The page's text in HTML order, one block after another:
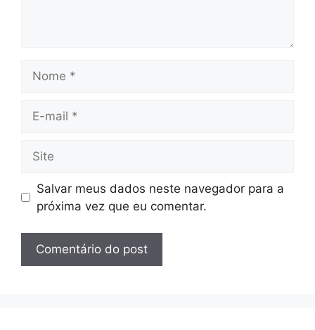
mail
Salvar meus dados neste navegador para a
próxima vez que eu comentar.